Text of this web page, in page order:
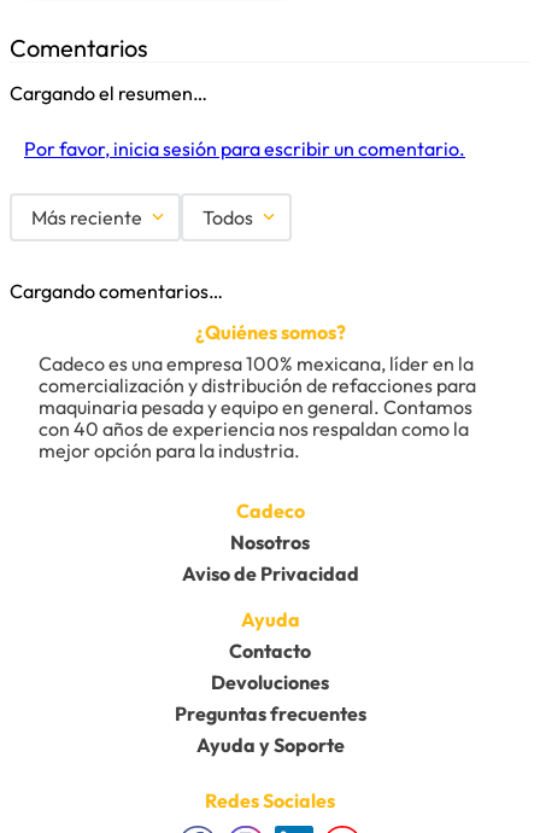
Comentarios
Cargando el resumen…
Por favor, inicia sesión para escribir un comentario.
Más reciente Todos
Cargando comentarios…
¿Quiénes somos?
Cadeco es una empresa 100% mexicana, líder en la
comercialización y distribución de refacciones para
maquinaria pesada y equipo en general. Contamos
con 40 años de experiencia nos respaldan como la
mejor opción para la industria.
Cadeco
Nosotros
Aviso de Privacidad
Ayuda
Contacto
Devoluciones
Preguntas frecuentes
Ayuda y Soporte
Redes Sociales